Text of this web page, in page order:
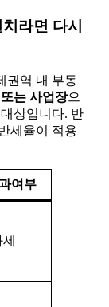
라면 다시
권역 내 부동
는 사업장으
상입니다. 반
세율이 적용
여부